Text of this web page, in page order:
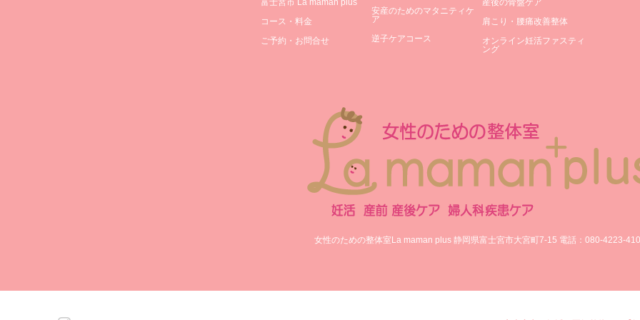
富士宮市 La maman plus
コース・料金
ご予約・お問合せ
安産のためのマタニティケ
ア
逆子ケアコース
産後の骨盤ケア
肩こり・腰痛改善整体
オンライン妊活ファスティ
ング
女性のための整体室La maman plus 静岡県富士宮市大宮町7-15 電話：‪080-4223-